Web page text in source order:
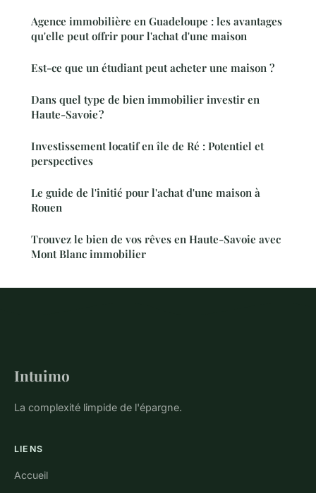
Agence immobilière en Guadeloupe : les avantages
qu'elle peut offrir pour l'achat d'une maison
Est-ce que un étudiant peut acheter une maison ?
Dans quel type de bien immobilier investir en
Haute-Savoie ?
Investissement locatif en île de Ré : Potentiel et
perspectives
Le guide de l'initié pour l'achat d'une maison à
Rouen
Trouvez le bien de vos rêves en Haute-Savoie avec
Mont Blanc immobilier
Intuimo
La complexité limpide de l'épargne.
LIENS
Accueil